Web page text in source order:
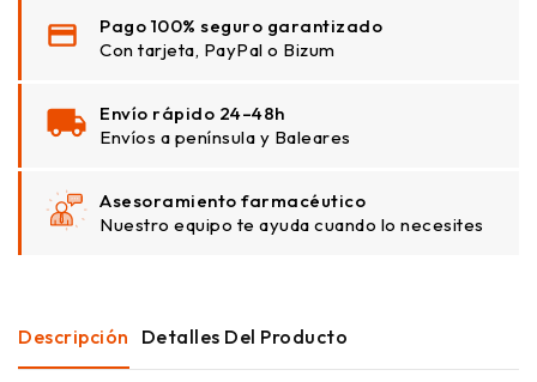
Pago 100% seguro garantizado
Con tarjeta, PayPal o Bizum
Envío rápido 24–48h
Envíos a península y Baleares
Asesoramiento farmacéutico
Nuestro equipo te ayuda cuando lo necesites
Descripción Detalles Del Producto